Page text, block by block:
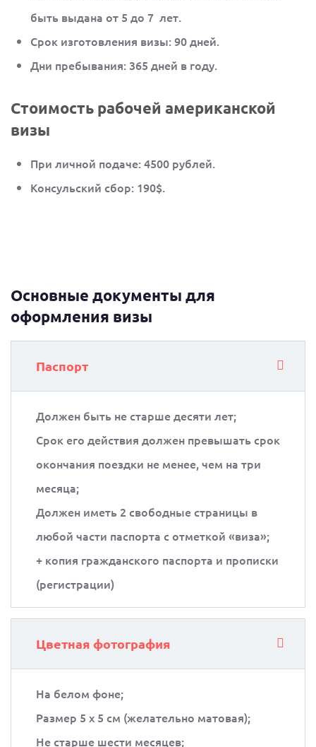
быть выдана от 5 до 7 лет.
Срок изготовления визы: 90 дней.
Дни пребывания: 365 дней в году.
Стоимость рабочей американской
визы
При личной подаче: 4500 рублей.
Консульский сбор: 190$.
Основные документы для
оформления визы
Паспорт
Должен быть не старше десяти лет;
Срок его действия должен превышать срок
окончания поездки не менее, чем на три
месяца;
Должен иметь 2 свободные страницы в
любой части паспорта с отметкой «виза»;
+ копия гражданского паспорта и прописки
(регистрации)
Цветная фотография
На белом фоне;
Размер 5 х 5 см (желательно матовая);
Не старше шести месяцев;